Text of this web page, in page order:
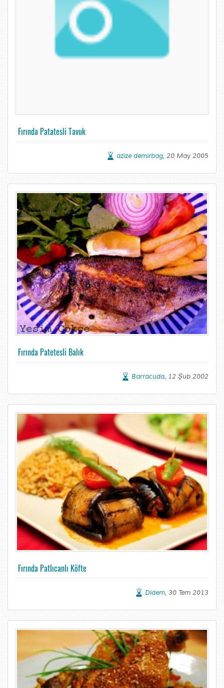
Fırında Patatesli Tavuk
azize demirbag, 20 May 2005
Fırında Patetesli Balık
Barracuda, 12 Şub 2002
Fırında Patlıcanlı Köfte
Didem, 30 Tem 2013